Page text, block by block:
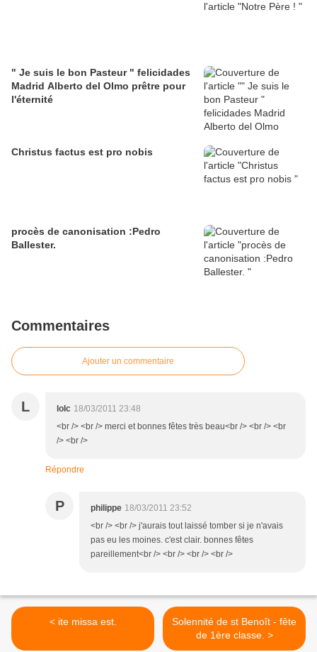
" Je suis le bon Pasteur " felicidades
Madrid Alberto del Olmo prêtre pour
l'éternité
Christus factus est pro nobis
procès de canonisation :Pedro
Ballester.
Commentaires
Ajouter un commentaire
L loIc 18/03/2011 23:48
<br /> <br /> merci et bonnes fêtes très beau<br /> <br /> <br
/> <br />
Répondre
P philippe 18/03/2011 23:52
<br /> <br /> j'aurais tout laissé tomber si je n'avais
pas eu les moines. c'est clair. bonnes fêtes
pareillement<br /> <br /> <br /> <br />
< ite missa est.
Solennité de st Benoît - fête
de 1ère classe. >